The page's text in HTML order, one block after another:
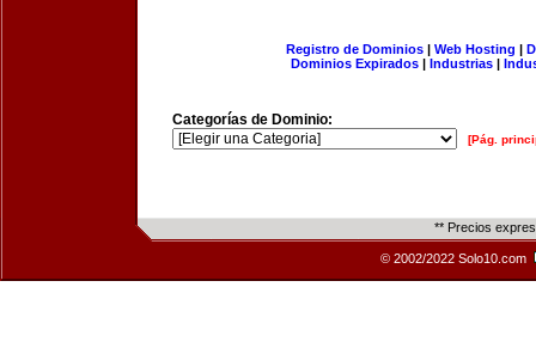
Registro de Dominios| Web Hosting |
Dominios Expirados | Industrias |
Categorías de Dominio:
[Pág.
** Precios
© 2002/2022 Solo10.com